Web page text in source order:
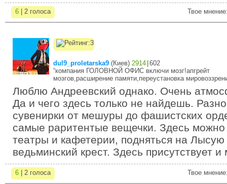
6 | 2 голоса Твое
dul9_proletarska9 (Киев) 2914 602
“компания ГОЛОВНОЙ ОФИС включи мозг!апгрейт
мозгов,расширение памяти,переустановка
Люблю Андреевский однако. Очень
Да и чего здесь только не найдешь.
сувенирки от мешуры до фашистских
самые раритентые вещечки. Здесь можно
театры и кафетерии, подняться на Лысую
ведьминский крест. Здесь присутствует и
6 | 2 голоса Твое